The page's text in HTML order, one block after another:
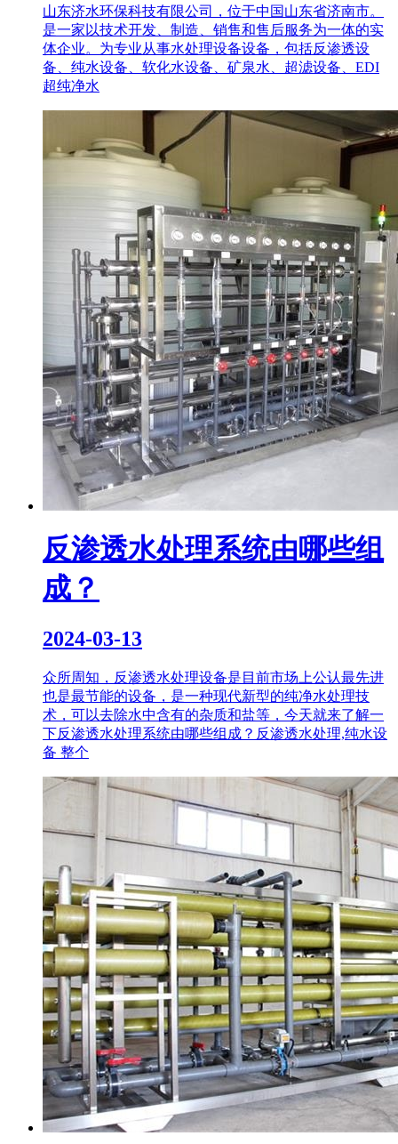
山东济水环保科技有限公司，位于中国山东省济南市。
是一家以技术开发、制造、销售和售后服务为一体的实
体企业。为专业从事水处理设备设备，包括反渗透设
备、纯水设备、软化水设备、矿泉水、超滤设备、EDI
超纯净水
反渗透水处理系统由哪些组
成？
2024-03-13
众所周知，反渗透水处理设备是目前市场上公认最先进
也是最节能的设备，是一种现代新型的纯净水处理技
术，可以去除水中含有的杂质和盐等，今天就来了解一
下反渗透水处理系统由哪些组成？反渗透水处理,纯水设
备 整个